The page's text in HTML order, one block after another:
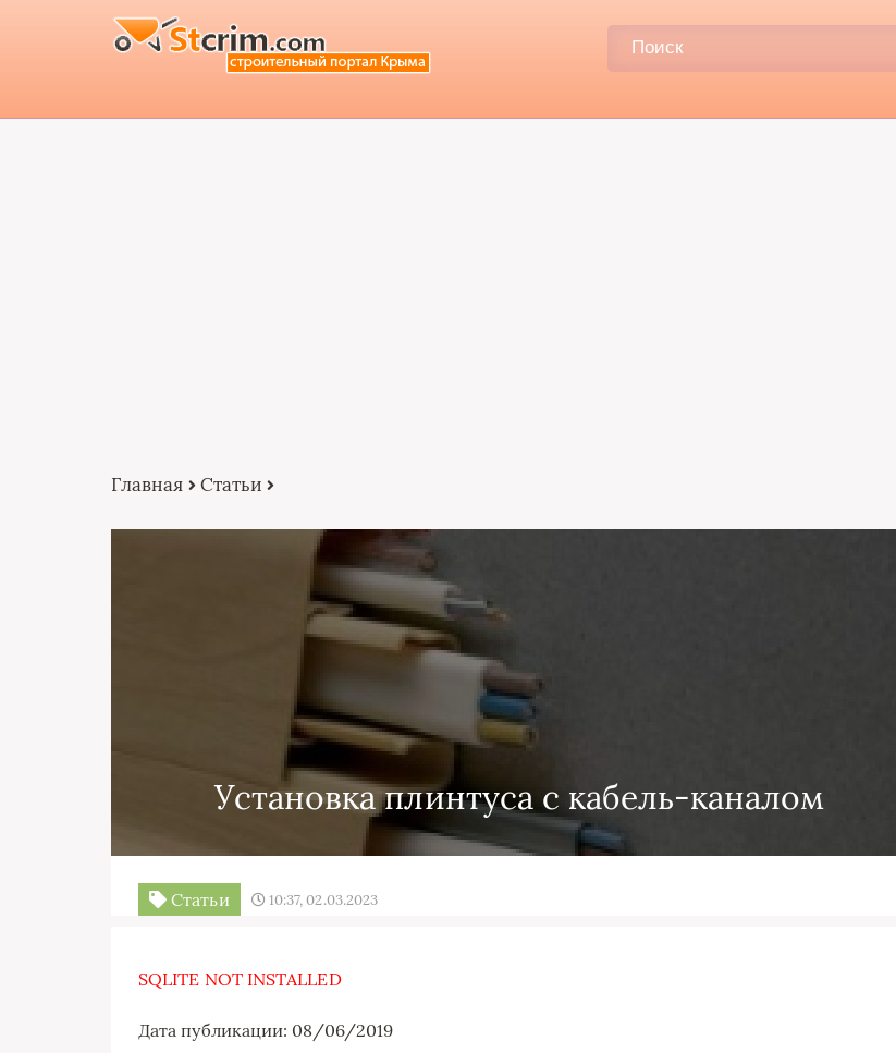
Главная Статьи
Установка плинтуса с кабель-каналом
Статьи 10:37, 02.03.2023
SQLITE NOT INSTALLED
Дата публикации: 08/06/2019